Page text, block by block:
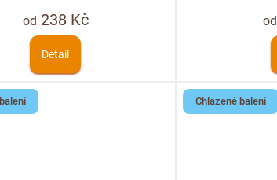
od 238 Kč
Detail
od
Chlazené balení